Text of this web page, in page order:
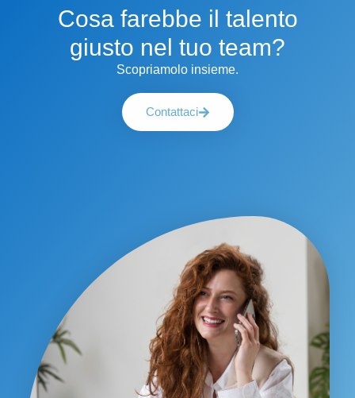
Cosa farebbe il talento
giusto nel tuo team?
Scopriamolo insieme.
Contattaci